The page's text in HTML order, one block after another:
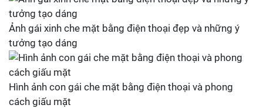
Ảnh gái xinh che mặt bằng điện thoại đẹp và những ý
tưởng tạo dáng
Hình ảnh con gái che mặt bằng điện thoại và phong
cách giấu mặt